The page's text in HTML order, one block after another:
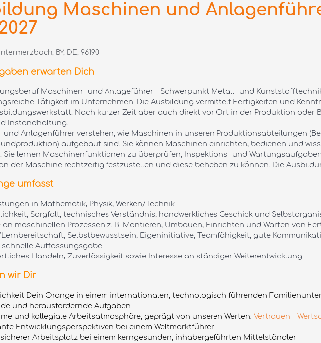
Maschinen und
BY, DE, 96190
erwarten Dich
Maschinen- und Anlageführer – Schwerpunkt Metall- und
Tätigkeit im Unternehmen. Die Ausbildung vermittelt Fertigkeiten und
Nach kurzer Zeit aber auch direkt vor Ort in der Produktion oder
Instandhaltung.
und Anlagenführer verstehen, wie Maschinen in unseren Produktionsabteilungen
aufgebaut sind. Sie können Maschinen einrichten, bedienen und
Sie lernen Maschinenfunktionen zu überprüfen, Inspektions- und
der Maschine rechtzeitig festzustellen und diese beheben zu können. Die
umfasst
in Mathematik, Physik, Werken/Technik
Sorgfalt, technisches Verständnis, handwerkliches Geschick und
an maschinellen Prozessen z. B. Montieren, Umbauen, Einrichten und Warten von
Selbstbewusstsein, Eigeninitiative, Teamfähigkeit, gute
schnelle Auffassungsgabe
Handeln, Zuverlässigkeit sowie Interesse an ständiger Weiterentwicklung
wir Dir
Dein Orange in einem internationalen, technologisch führenden
und herausfordernde Aufgaben
und kollegiale Arbeitsatmosphäre, geprägt von unseren Werten: Vertrauen -
Entwicklungsperspektiven bei einem Weltmarktführer
Arbeitsplatz bei einem kerngesunden, inhabergeführten Mittelständler